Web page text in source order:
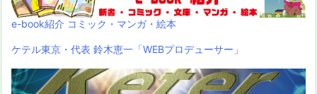
e-book紹介 コミック・マンガ・絵本
ケテル東京・代表 鈴木恵一「WEBプロデューサー」